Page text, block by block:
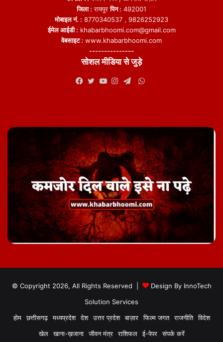
जिला : रायपुरपिन : 492001
मोबाइल नं. : 8770340537 , 9826252923
ईमेल आईडी : khabarbhoomi.com@gmail.com
वेबसाइट : www.khabarbhoomi.com
---------------
सोशल मीडिया से जुड़े
WhatsApp
© Copyright 2026, All Rights Reserved | Design By InnoTech
Solution Services
होम
छत्तीसगढ़ मध्यप्रदेश देश उत्तर प्रदेश बाज़ार फिल्म जगत राजनीति
विदेश
खेल
खाना-ख़जाना जीवन मंत्र राशिफल ई-पेपर संपर्क करें